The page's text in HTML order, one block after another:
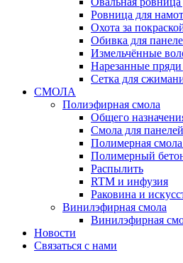
Ровница для
Охота за
Обивка для
Измельчённые
Нарезанные
Сетка для
СМОЛА
Полиэфирная смола
Общего
Смола для
Полимерная
Полимерный
Распылить
RTM и инфузия
Раковина и
Винилэфирная смола
Винилэфирная
Новости
Связаться с нами